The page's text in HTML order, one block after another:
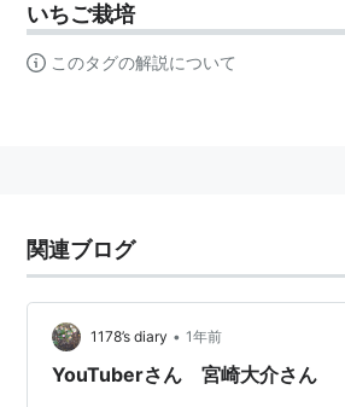
いちご栽培
このタグの解説について
関連ブログ
1178’s diary • 1年前
YouTuberさん 宮崎大介さん